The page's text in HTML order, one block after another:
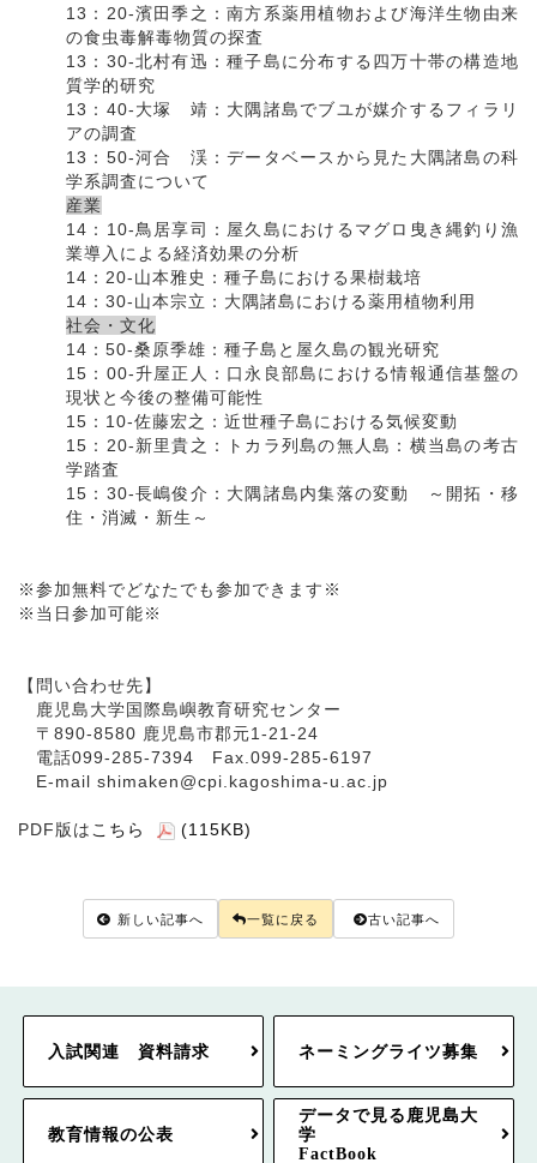
13：20-濱田季之：南方系薬用植物および海洋生物由来
の食虫毒解毒物質の探査
13：30-北村有迅：種子島に分布する四万十帯の構造地
質学的研究
13：40-大塚 靖：大隅諸島でブユが媒介するフィラリ
アの調査
13：50-河合 渓：データベースから見た大隅諸島の科
学系調査について
産業
14：10-鳥居享司：屋久島におけるマグロ曳き縄釣り漁
業導入による経済効果の分析
14：20-山本雅史：種子島における果樹栽培
14：30-山本宗立：大隅諸島における薬用植物利用
社会・文化
14：50-桑原季雄：種子島と屋久島の観光研究
15：00-升屋正人：口永良部島における情報通信基盤の
現状と今後の整備可能性
15：10-佐藤宏之：近世種子島における気候変動
15：20-新里貴之：トカラ列島の無人島：横当島の考古
学踏査
15：30-長嶋俊介：大隅諸島内集落の変動 ～開拓・移
住・消滅・新生～
※参加無料でどなたでも参加できます※
※当日参加可能※
【問い合わせ先】
鹿児島大学国際島嶼教育研究センター
〒890-8580 鹿児島市郡元1-21-24
電話099-285-7394 Fax.099-285-6197
E-mail shimaken@cpi.kagoshima-u.ac.jp
PDF版は こちら (115KB)
新しい記事へ 一覧に戻る 古い記事へ
入試関連 資料請求 ネーミングライツ募集
教育情報の公表
データで見る鹿児島大
学
FactBook